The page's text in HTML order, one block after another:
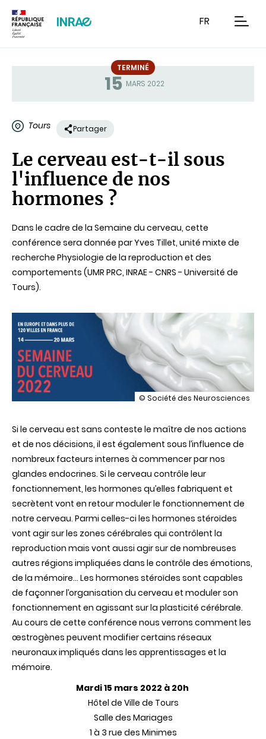
FR
15 MARS 2022
Statut
TERMINÉ
Tours Partager
Le cerveau est-t-il sous
l'influence de nos
hormones ?
Dans le cadre de la Semaine du cerveau, cette
conférence sera donnée par Yves Tillet, unité mixte de
recherche Physiologie de la reproduction et des
comportements (UMR PRC, INRAE - CNRS - Université de
Tours).
illustration
est-
il
sous
l'influence
de
nos
hormones
?
© Société des Neurosciences
Si le cerveau est sans conteste le maître de nos actions
et de nos décisions, il est également sous l’influence de
nombreux facteurs internes à commencer par nos
glandes endocrines. Si le cerveau contrôle leur
fonctionnement, les hormones qu’elles fabriquent et
secrètent vont en retour moduler le fonctionnement de
notre cerveau. Parmi celles-ci les hormones stéroïdes
vont agir sur les zones cérébrales qui contrôlent la
reproduction mais vont aussi agir sur de nombreuses
autres régions impliquées dans le contrôle des émotions,
de la mémoire… Les hormones stéroïdes sont capables
de façonner l’organisation du cerveau et moduler son
fonctionnement en agissant sur la plasticité cérébrale.
Au cours de cette conférence nous verrons comment les
œstrogènes peuvent modifier certains réseaux
neuronaux impliqués dans les apprentissages et la
mémoire.
Mardi 15 mars 2022 à 20h
Hôtel de Ville de Tours
Salle des Mariages
1 à 3 rue des Minimes